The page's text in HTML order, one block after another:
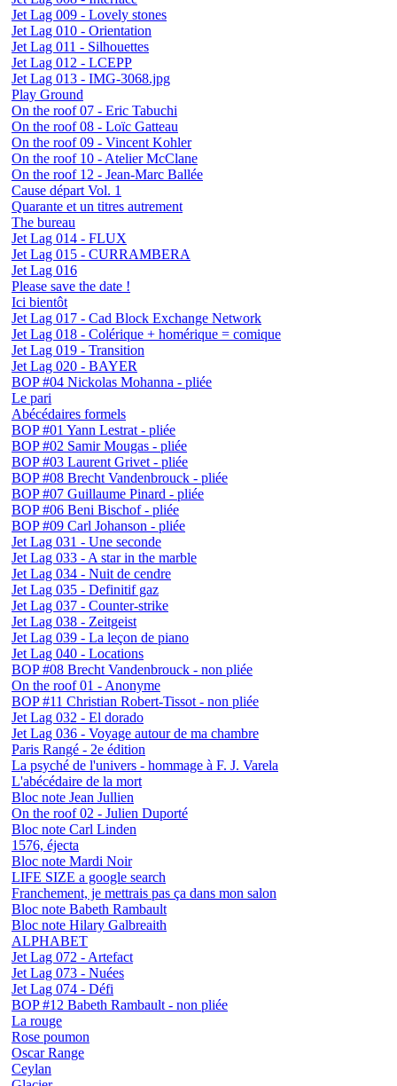
Jet Lag 009 - Lovely stones
Jet Lag 010 - Orientation
Jet Lag 011 - Silhouettes
Jet Lag 012 - LCEPP
Jet Lag 013 - IMG-3068.jpg
Play Ground
On the roof 07 - Eric Tabuchi
On the roof 08 - Loïc Gatteau
On the roof 09 - Vincent Kohler
On the roof 10 - Atelier McClane
On the roof 12 - Jean-Marc Ballée
Cause départ Vol. 1
Quarante et un titres autrement
The bureau
Jet Lag 014 - FLUX
Jet Lag 015 - CURRAMBERA
Jet Lag 016
Please save the date !
Ici bientôt
Jet Lag 017 - Cad Block Exchange Network
Jet Lag 018 - Colérique + homérique = comique
Jet Lag 019 - Transition
Jet Lag 020 - BAYER
BOP #04 Nickolas Mohanna - pliée
Le pari
Abécédaires formels
BOP #01 Yann Lestrat - pliée
BOP #02 Samir Mougas - pliée
BOP #03 Laurent Grivet - pliée
BOP #08 Brecht Vandenbrouck - pliée
BOP #07 Guillaume Pinard - pliée
BOP #06 Beni Bischof - pliée
BOP #09 Carl Johanson - pliée
Jet Lag 031 - Une seconde
Jet Lag 033 - A star in the marble
Jet Lag 034 - Nuit de cendre
Jet Lag 035 - Definitif gaz
Jet Lag 037 - Counter-strike
Jet Lag 038 - Zeitgeist
Jet Lag 039 - La leçon de piano
Jet Lag 040 - Locations
BOP #08 Brecht Vandenbrouck - non pliée
On the roof 01 - Anonyme
BOP #11 Christian Robert-Tissot - non pliée
Jet Lag 032 - El dorado
Jet Lag 036 - Voyage autour de ma chambre
Paris Rangé - 2e édition
La psyché de l'univers - hommage à F. J. Varela
L'abécédaire de la mort
Bloc note Jean Jullien
On the roof 02 - Julien Duporté
Bloc note Carl Linden
1576, éjecta
Bloc note Mardi Noir
LIFE SIZE a google search
Franchement, je mettrais pas ça dans mon salon
Bloc note Babeth Rambault
Bloc note Hilary Galbreaith
ALPHABET
Jet Lag 072 - Artefact
Jet Lag 073 - Nuées
Jet Lag 074 - Défi
BOP #12 Babeth Rambault - non pliée
La rouge
Rose poumon
Oscar Range
Ceylan